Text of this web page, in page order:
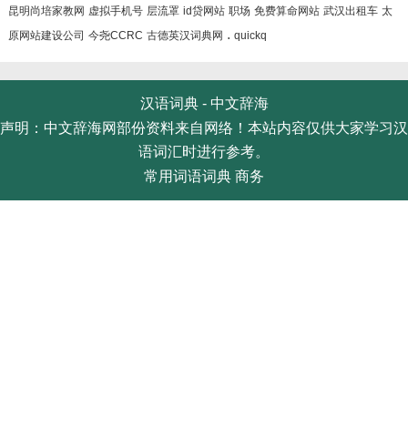
昆明尚培家教网 虚拟手机号 层流罩 id贷网站 职场 免费算命网站 武汉出租车 太
原网站建设公司 今尧CCRC 古德英汉词典网 . quickq
汉语词典 - 中文辞海
声明：中文辞海网部份资料来自网络！本站内容仅供大家学习汉
语词汇时进行参考。
常用词语词典 商务